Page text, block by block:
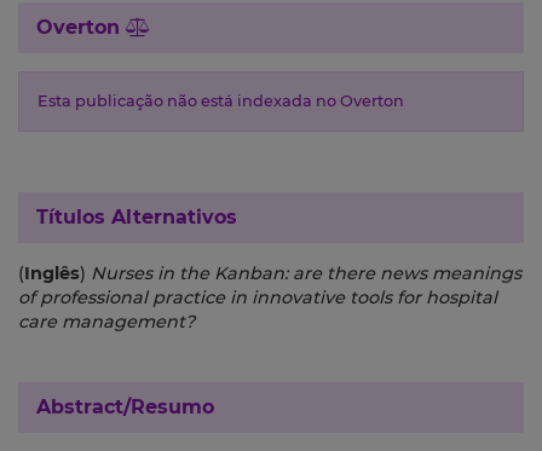
Overton
Esta publicação não está indexada no Overton
Títulos Alternativos
(Inglês) Nurses in the Kanban: are there news meanings
of professional practice in innovative tools for hospital
care management?
Abstract/Resumo